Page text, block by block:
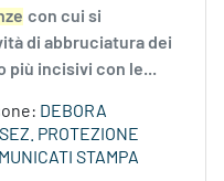
con cui si
di abbruciatura dei
più incisivi con le...
DEBORA
SEZ. PROTEZIONE
STAMPA